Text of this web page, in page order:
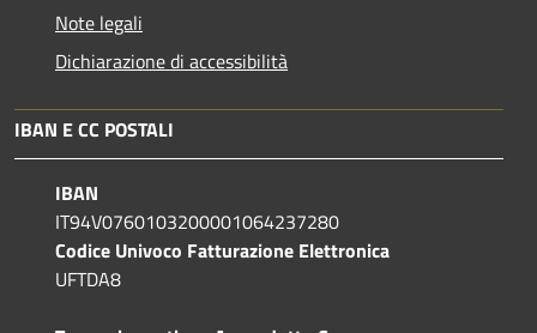
Note legali
Dichiarazione di accessibilità
IBAN E CC POSTALI
IBAN
IT94V0760103200001064237280
Codice Univoco Fatturazione Elettronica
UFTDA8